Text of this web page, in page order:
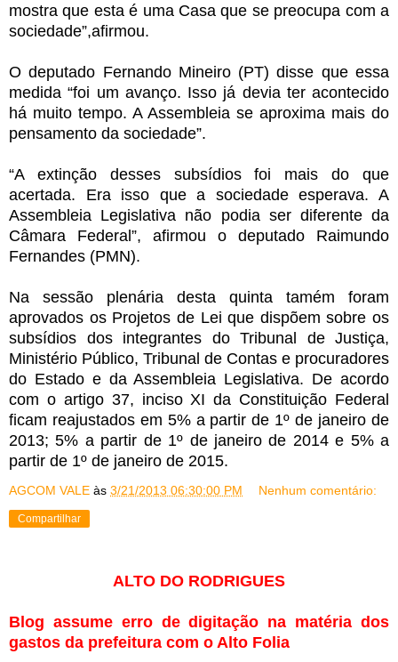
mostra que esta é uma Casa que se preocupa com a
sociedade”,afirmou.
O deputado Fernando Mineiro (PT) disse que essa
medida “foi um avanço. Isso já devia ter acontecido
há muito tempo. A Assembleia se aproxima mais do
pensamento da sociedade”.
“A extinção desses subsídios foi mais do que
acertada. Era isso que a sociedade esperava. A
Assembleia Legislativa não podia ser diferente da
Câmara Federal”, afirmou o deputado Raimundo
Fernandes (PMN).
Na sessão plenária desta quinta tamém foram
aprovados os Projetos de Lei que dispõem sobre os
subsídios dos integrantes do Tribunal de Justiça,
Ministério Público, Tribunal de Contas e procuradores
do Estado e da Assembleia Legislativa. De acordo
com o artigo 37, inciso XI da Constituição Federal
ficam reajustados em 5% a partir de 1º de janeiro de
2013; 5% a partir de 1º de janeiro de 2014 e 5% a
partir de 1º de janeiro de 2015.
AGCOM VALE às 3/21/2013 06:30:00 PM Nenhum comentário:
Compartilhar
ALTO DO RODRIGUES
Blog assume erro de digitação na matéria dos
gastos da prefeitura com o Alto Folia